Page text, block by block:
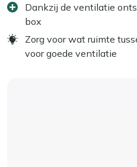
Dankzij de ventilatie
box
Zorg voor wat ruimte
voor goede ventilatie